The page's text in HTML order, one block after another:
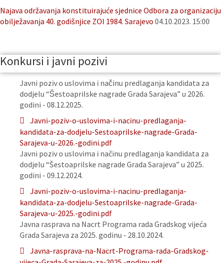
Najava održavanja konstituirajuće sjednice Odbora za organizaciju
obilježavanja 40. godišnjice ZOI 1984. Sarajevo 04.10.2023. 15:00
Konkursi i javni pozivi
Javni poziv o uslovima i načinu predlaganja kandidata za
dodjelu “Šestoaprilske nagrade Grada Sarajeva” u 2026.
godini - 08.12.2025.
Javni-poziv-o-uslovima-i-nacinu-predlaganja-
kandidata-za-dodjelu-Sestoaprilske-nagrade-Grada-
Sarajeva-u-2026.-godini.pdf
Javni poziv o uslovima i načinu predlaganja kandidata za
dodjelu “Šestoaprilske nagrade Grada Sarajeva” u 2025.
godini - 09.12.2024.
Javni-poziv-o-uslovima-i-nacinu-predlaganja-
kandidata-za-dodjelu-Sestoaprilske-nagrade-Grada-
Sarajeva-u-2025.-godini.pdf
Javna rasprava na Nacrt Programa rada Gradskog vijeća
Grada Sarajeva za 2025. godinu - 28.10.2024.
Javna-rasprava-na-Nacrt-Programa-rada-Gradskog-